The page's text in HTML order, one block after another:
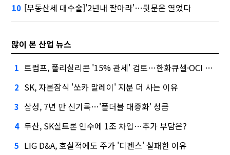
10 [부동산세 대수술]'2년내 팔아라'…뒷문은 열었다
많이 본 산업 뉴스
1 트럼프, 폴리실리콘 '15% 관세' 검토…한화큐셀·OCI 영향은?
2 SK, 자본잠식 '쏘카 말레이' 지분 더 사는 이유
3 삼성, 7년 만 신기록…'폴더블 대중화' 성큼
4 두산, SK실트론 인수에 1조 차입…추가 부담은?
5 LIG D&A, 호실적에도 주가 '디펜스' 실패한 이유